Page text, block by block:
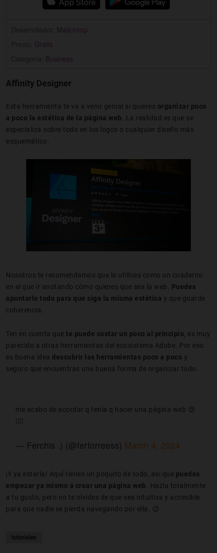
Mailchimp
Gratis
Business
Affinity Designer
Esta herramienta te va a venir genial si quieres organizar poco
a poco la estética de la página web . La realidad es que se
especializa sobre todo en los logos o cualquier diseño más
esquemático.
Nosotros te recomendamos que lo utilices como un cuaderno
en el que ir anotando cómo quieres que sea la web. Puedes
apuntarlo todo para que siga la misma estética y que guarde
coherencia.
Ten en cuenta que te puede costar un poco al principio , es muy
parecido a otras herramientas del ecosistema Adobe. Por eso
es buena idea descubrir las herramientas poco a poco y
seguro que encuentras una buena forma de organizar todo.
me acabo de acordar q tenía q hacer una página web 😍
☝🏻
— Ferchis .) (@fertorreess) March 4, 2024
¡Y ya estaría! Aquí tienes un poquito de todo, así que puedes
empezar ya mismo a crear una página web . Hazla totalmente
a tu gusto, pero no te olvides de que sea intuitiva y accesible
para que nadie se pierda navegando por ella. 😉
tutoriales